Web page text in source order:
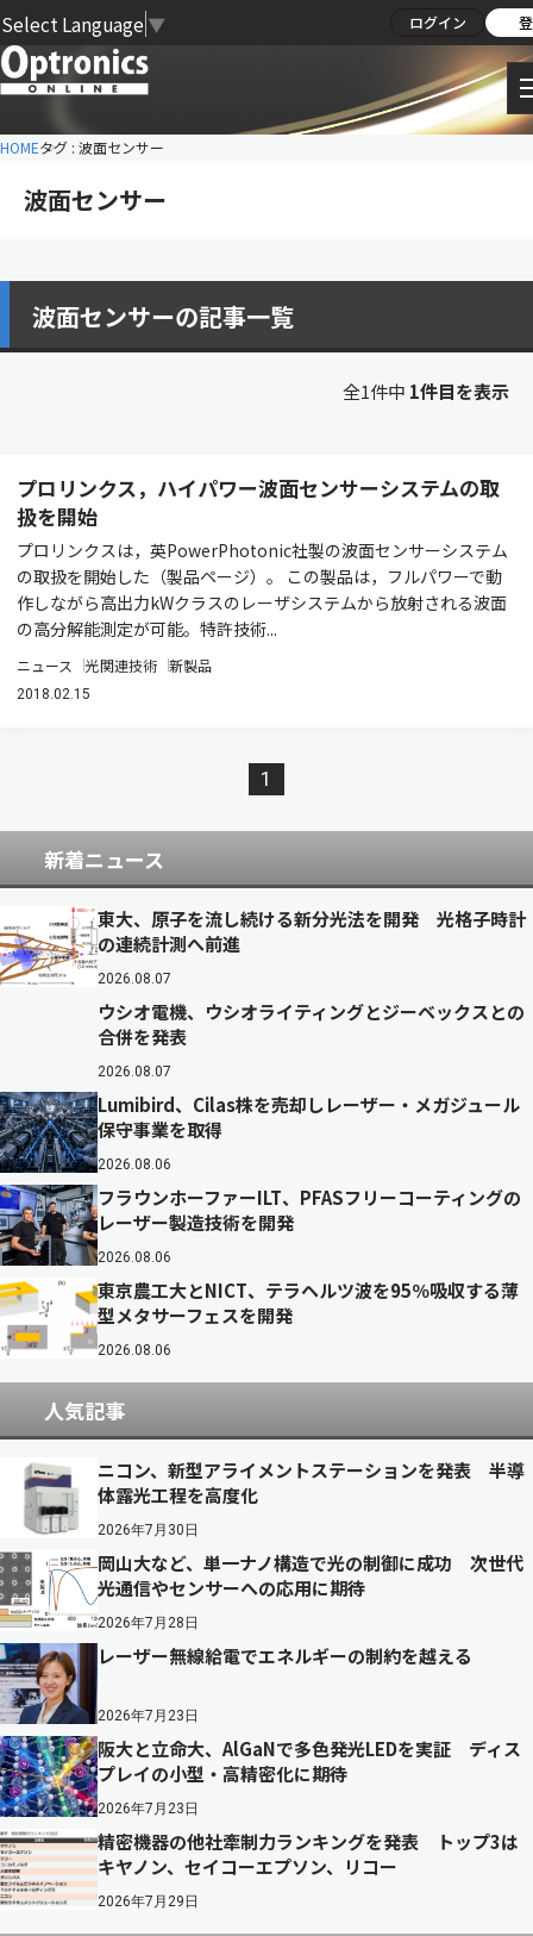
Select Language ▼ ログイン
HOMEタグ : 波面センサー
波面センサー
波面センサーの記事一覧
全1件中 1件目を表示
プロリンクス，ハイパワー波面センサーシステムの取
扱を開始
プロリンクスは，英PowerPhotonic社製の波面センサーシステム
の取扱を開始した（製品ページ）。 この製品は，フルパワーで動
作しながら高出力kWクラスのレーザシステムから放射される波面
の高分解能測定が可能。特許技術...
ニュース 光関連技術 新製品
2018.02.15
1
新着ニュース
東大、原子を流し続ける新分光法を開発 光格子時計
の連続計測へ前進
2026.08.07
ウシオ電機、ウシオライティングとジーベックスとの
合併を発表
2026.08.07
Lumibird、Cilas株を売却しレーザー・メガジュール
保守事業を取得
2026.08.06
フラウンホーファーILT、PFASフリーコーティングの
レーザー製造技術を開発
2026.08.06
東京農工大とNICT、テラヘルツ波を95％吸収する薄
型メタサーフェスを開発
2026.08.06
人気記事
ニコン、新型アライメントステーションを発表 半導
体露光工程を高度化
2026年7月30日
岡山大など、単一ナノ構造で光の制御に成功 次世代
光通信やセンサーへの応用に期待
2026年7月28日
レーザー無線給電でエネルギーの制約を越える
2026年7月23日
阪大と立命大、AlGaNで多色発光LEDを実証 ディス
プレイの小型・高精密化に期待
2026年7月23日
精密機器の他社牽制力ランキングを発表 トップ3は
キヤノン、セイコーエプソン、リコー
2026年7月29日